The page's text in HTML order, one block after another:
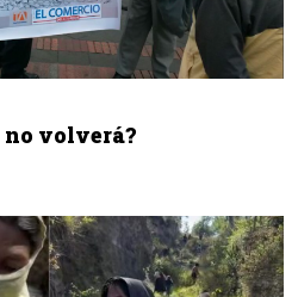
no volverá?